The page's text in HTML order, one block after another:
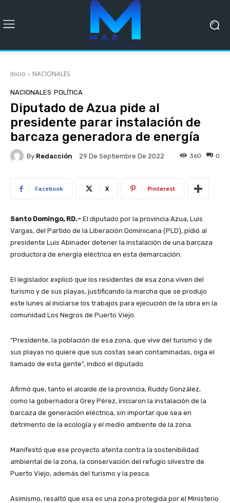
Inicio NACIONALES
NACIONALES POLÍTICA
Diputado de Azua pide al
presidente parar instalación de
barcaza generadora de energía
By Redacción 29 De Septiembre De 2022 0
360
Facebook X Pinterest
Santo Domingo, RD.- El diputado por la provincia Azua, Luis
Vargas, del Partido de la Liberación Dominicana (PLD), pidió al
presidente Luis Abinader detener la instalación de una barcaza
productora de energía eléctrica en esta demarcación.
El legislador explicó que los residentes de esa zona viven del
turismo y de sus playas, justificando la marcha que se produjo
este lunes al iniciarse los trabajos para ejecución de la obra en la
comunidad Los Negros de Puerto Viejo.
“Presidente, la población de esa zona, que vive del turismo y de
sus playas no quiere que sus costas sean contaminadas, oiga el
llamado de esta gente”, indicó el diputado.
Afirmó que, tanto el alcalde de la provincia, Ruddy González,
como la gobernadora Grey Pérez, iniciaron la instalación de la
barcaza de generación eléctrica, sin importar que sea en
detrimento de la ecología y el medio ambiente de la zona.
Manifestó que ese proyecto atenta contra la sostenibilidad
ambiental de la zona, la conservación del refugio silvestre de
Puerto Viejo, además del turismo y la pesca.
Asimismo, resaltó que esa es una zona protegida por el Ministerio